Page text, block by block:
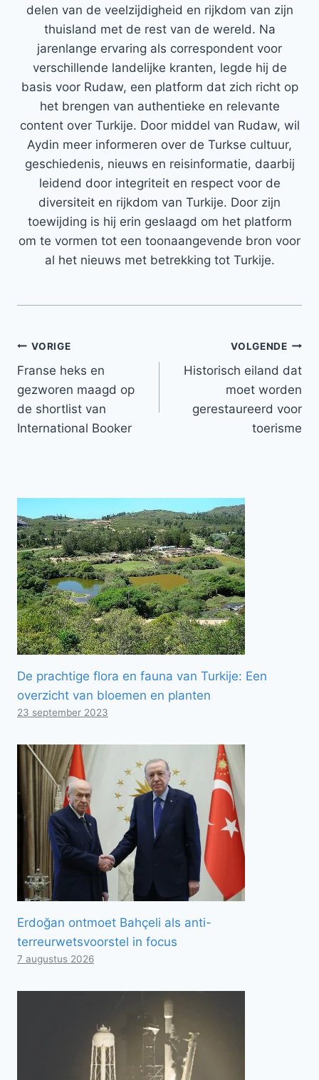
delen van de veelzijdigheid en rijkdom van zijn
thuisland met de rest van de wereld. Na
jarenlange ervaring als correspondent voor
verschillende landelijke kranten, legde hij de
basis voor Rudaw, een platform dat zich richt op
het brengen van authentieke en relevante
content over Turkije. Door middel van Rudaw, wil
Aydin meer informeren over de Turkse cultuur,
geschiedenis, nieuws en reisinformatie, daarbij
leidend door integriteit en respect voor de
diversiteit en rijkdom van Turkije. Door zijn
toewijding is hij erin geslaagd om het platform
om te vormen tot een toonaangevende bron voor
al het nieuws met betrekking tot Turkije.
Bericht
navigatie
VORIGE
Franse heks en
gezworen maagd op
de shortlist van
International Booker
VOLGENDE
Historisch eiland dat
moet worden
gerestaureerd voor
toerisme
De prachtige flora en fauna van Turkije: Een
overzicht van bloemen en planten
23 september 2023
Erdoğan ontmoet Bahçeli als anti-
terreurwetsvoorstel in focus
7 augustus 2026